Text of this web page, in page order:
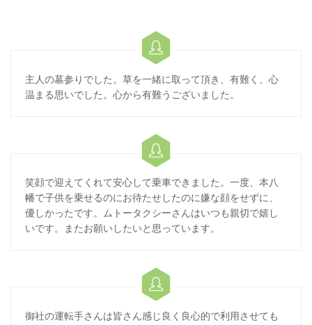

主人の墓参りでした。草を一緒に取って頂き、有難く、心
温まる思いでした。心から有難うございました。

笑顔で迎えてくれて安心して乗車できました。一度、本八
幡で子供を乗せるのにお待たせしたのに嫌な顔をせずに、
優しかったです。ムトータクシーさんはいつも親切で嬉し
いです。またお願いしたいと思っています。

御社の運転手さんは皆さん感じ良く良心的で利用させても